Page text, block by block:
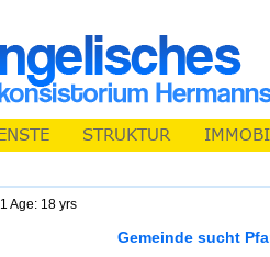
Age: 18 yrs
Gemeinde sucht